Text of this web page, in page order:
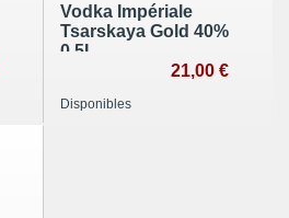
Vodka Impériale
Tsarskaya Gold 40%
0.5L
21,00 €
Disponibles